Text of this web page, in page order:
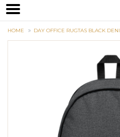
HOME DAY OFFICE RUGTAS BLACK